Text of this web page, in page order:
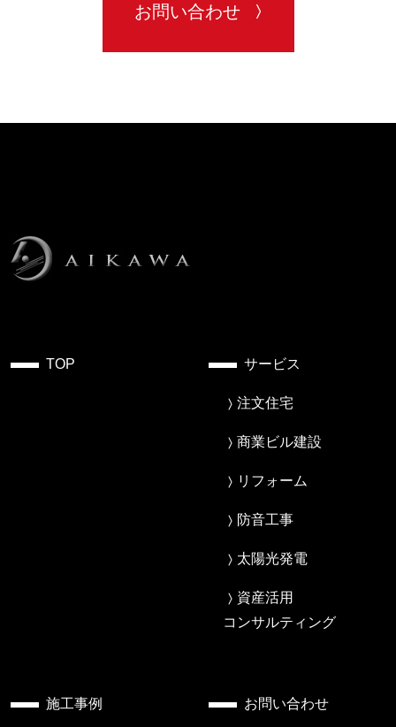
お問い合わせ
TOP サービス
注文住宅
商業ビル建設
リフォーム
防音工事
太陽光発電
資産活用
コンサルティング
施工事例 お問い合わせ